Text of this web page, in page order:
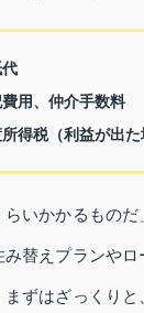
用、仲介手数料
得税（利益が出た
いかかるものだ
替えプランや
ずはざっくり